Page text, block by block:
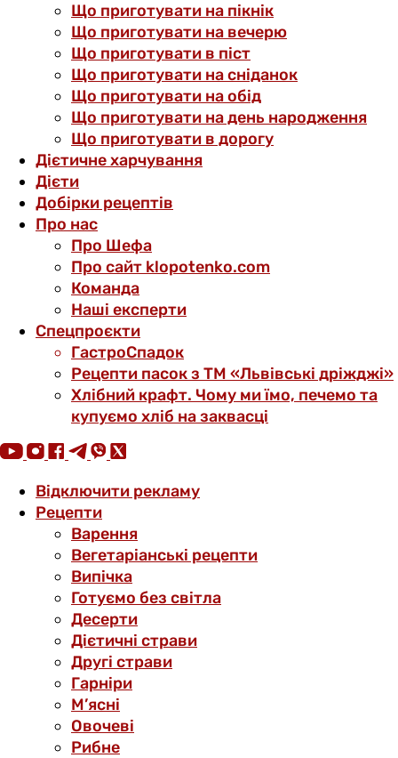
Що приготувати на пікнік
Що приготувати на вечерю
Що приготувати в піст
Що приготувати на сніданок
Що приготувати на обід
Що приготувати на день народження
Що приготувати в дорогу
Дієтичне харчування
Дієти
Добірки рецептів
Про нас
Про Шефа
Про сайт klopotenko.com
Команда
Наші експерти
Спецпроєкти
ГастроСпадок
Рецепти пасок з ТМ «Львівські дріжджі»
Хлібний крафт. Чому ми їмо, печемо та
купуємо хліб на заквасці
Відключити рекламу
Рецепти
Варення
Вегетаріанські рецепти
Випічка
Готуємо без світла
Десерти
Дієтичні страви
Другі страви
Гарніри
М’ясні
Овочеві
Рибне